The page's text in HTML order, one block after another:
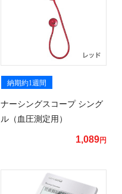
納期約1週間
ナーシングスコープ シング
ル（血圧測定用）
1,089円